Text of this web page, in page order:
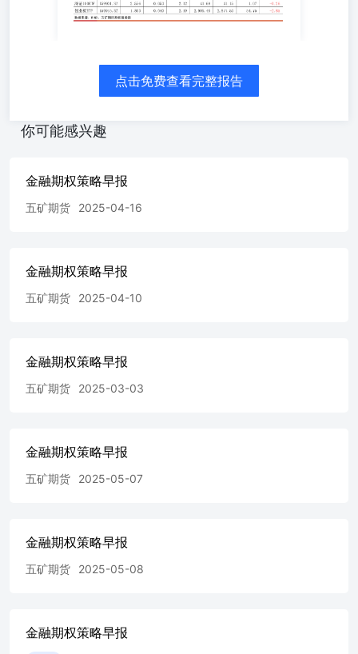
业板；其中金融股板块：上证50、上证50ETF；大中型股板
块：深证100ETF；大盘蓝筹股板块：沪深300、上证
达科创50ETF、创业板ETF。（2）每个板块选择部分品种
给期权策略与建议； （3）每个期权品种按照标的行情分
证50ETF期权图表 数据来源：WIND、五矿期货期权服务部
数据来源：WIND、五矿期货期权服务部 数据来源：
期权服务部 数据来源：WIND、五矿期货期权服务部 数据
数据来源：WIND、五矿期货期权服务部 数据来源：
矿期货期权服务部 上证500ETF期权图表 数据来源：
WIND、五矿期货期权服务部 数据来源：WIND、五矿期货
创业板ETF期权图表 数据来源：WIND、五矿期货期权服务
WIND、五矿期货期权服务部 数据来源：WIND、五矿期货
数据来源：WIND、五矿期货期权服务部 数据来源：
WIND、五矿期货期权服务部 数据来源：WIND、五矿期货
期权服务部 数据来源：WIND、五矿期货期权服务部 数据
期权服务部 数据来源：WIND、五矿期货期权服务部 数据
来源：WIND、五矿期货期权服务部 数据来源：WIND、五
矿期货期权服务部 数据来源：WIND、五矿期货期权服务部
管理、期货交易咨询等业务资格。 本刊所有信息均建立在
点击免费查看完整报告
你可能感兴趣
金融期权策略早报
五矿期货 2025-04-16
金融期权策略早报
五矿期货 2025-04-10
金融期权策略早报
五矿期货 2025-03-03
金融期权策略早报
五矿期货 2025-05-07
金融期权策略早报
五矿期货 2025-05-08
金融期权策略早报